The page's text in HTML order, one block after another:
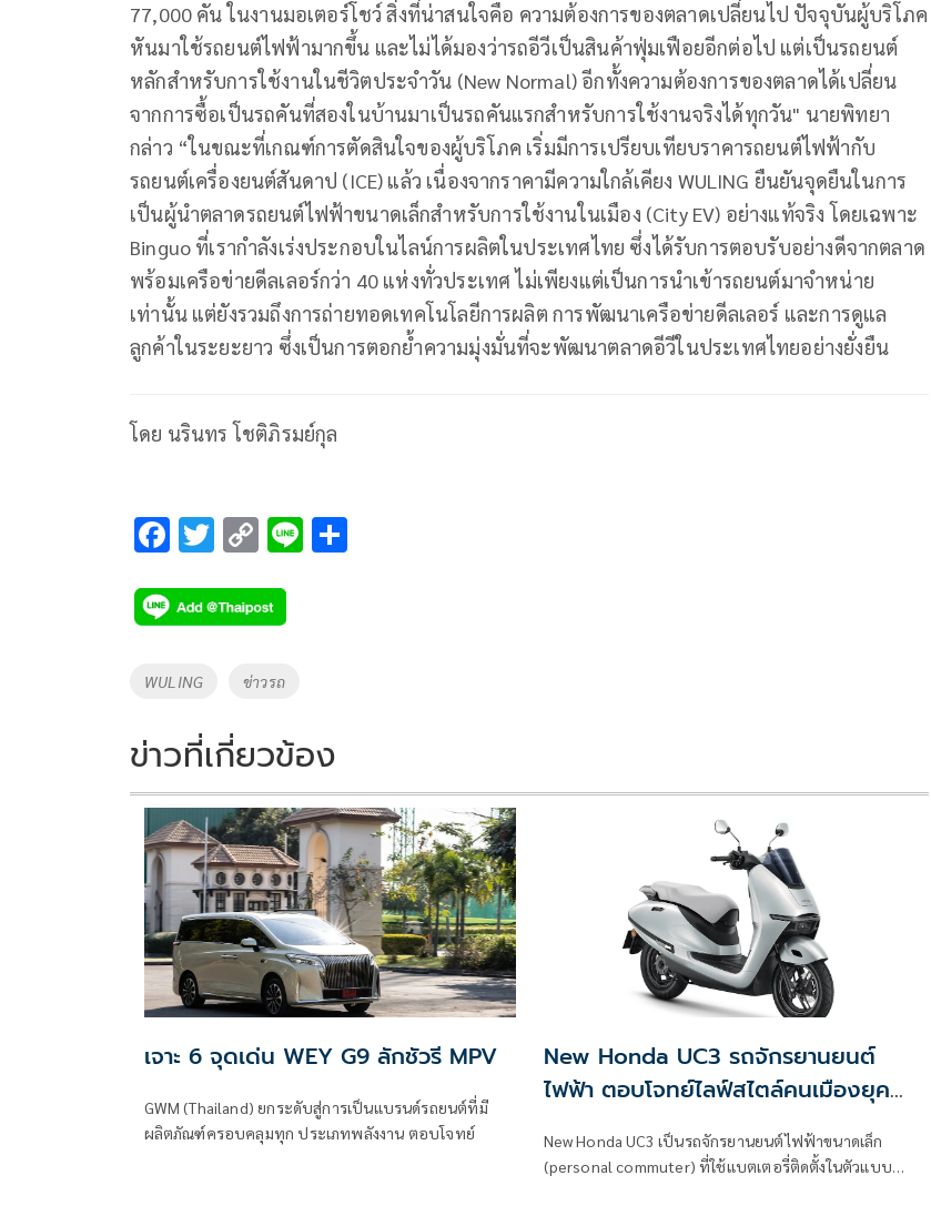
77,000 คัน ในงานมอเตอร์โชว์ สิ่งที่น่าสนใจคือ ความต้องการของตลาดเปลี่ยนไป ปัจจุบันผู้บริโภค
หันมาใช้รถยนต์ไฟฟ้ามากขึ้น และไม่ได้มองว่ารถอีวีเป็นสินค้าฟุ่มเฟือยอีกต่อไป แต่เป็นรถยนต์
หลักสำหรับการใช้งานในชีวิตประจำวัน (New Normal) อีกทั้งความต้องการของตลาดได้เปลี่ยน
จากการซื้อเป็นรถคันที่สองในบ้านมาเป็นรถคันแรกสำหรับการใช้งานจริงได้ทุกวัน" นายพิทยา
กล่าว “ในขณะที่เกณฑ์การตัดสินใจของผู้บริโภค เริ่มมีการเปรียบเทียบราคารถยนต์ไฟฟ้ากับ
รถยนต์เครื่องยนต์สันดาป (ICE) แล้ว เนื่องจากราคามีความใกล้เคียง WULING ยืนยันจุดยืนในการ
เป็นผู้นำตลาดรถยนต์ไฟฟ้าขนาดเล็กสำหรับการใช้งานในเมือง (City EV) อย่างแท้จริง โดยเฉพาะ
Binguo ที่เรากำลังเร่งประกอบในไลน์การผลิตในประเทศไทย ซึ่งได้รับการตอบรับอย่างดีจากตลาด
พร้อมเครือข่ายดีลเลอร์กว่า 40 แห่งทั่วประเทศ ไม่เพียงแต่เป็นการนำเข้ารถยนต์มาจำหน่าย
เท่านั้น แต่ยังรวมถึงการถ่ายทอดเทคโนโลยีการผลิต การพัฒนาเครือข่ายดีลเลอร์ และการดูแล
ลูกค้าในระยะยาว ซึ่งเป็นการตอกย้ำความมุ่งมั่นที่จะพัฒนาตลาดอีวีในประเทศไทยอย่างยั่งยืน
โดย นรินทร โชติภิรมย์กุล
F
e
b
o
k
T
tt
er
C
p
y
Li
k
Li
Tags
WULING ข่าวรถ
ข่าวที่เกี่ยวข้อง
เจาะ 6 จุดเด่น WEY G9 ลักชัวรี MPV
GWM (Thailand) ยกระดับสู่การเป็นแบรนด์รถยนต์ที่มี
ผลิตภัณฑ์ครอบคลุมทุก ประเภทพลังงาน ตอบโจทย์
New Honda UC3 รถจักรยานยนต์
ไฟฟ้า ตอบโจทย์ไลฟ์สไตล์คนเมืองยุค
New Honda UC3 เป็นรถจักรยานยนต์ไฟฟ้าขนาดเล็ก
(personal commuter) ที่ใช้แบตเตอรี่ติดตั้งในตัวแบบ